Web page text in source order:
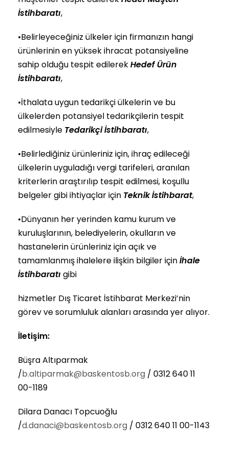
İstihbaratı,
•Belirleyeceğiniz ülkeler için firmanızın hangi
ürünlerinin en yüksek ihracat potansiyeline
sahip olduğu tespit edilerekHedef Ürün
İstihbaratı,
•İthalata uygun tedarikçi ülkelerin ve bu
ülkelerden potansiyel tedarikçilerin tespit
edilmesiyle Tedarikçi İstihbaratı,
•Belirlediğiniz ürünleriniz için, ihraç edileceği
ülkelerin uyguladığı vergi tarifeleri, aranılan
kriterlerin araştırılıp tespit edilmesi, koşullu
belgeler gibi ihtiyaçlar için Teknik İstihbarat,
•Dünyanın her yerinden kamu kurum ve
kuruluşlarının, belediyelerin, okulların ve
hastanelerin ürünleriniz için açık ve
tamamlanmış ihalelere ilişkin bilgiler içinİhale
İstihbaratıgibi
hizmetler Dış Ticaret İstihbarat Merkezi’nin
görev ve sorumluluk alanları arasında yer alıyor.
İletişim:
Büşra Altıparmak
/b.altiparmak@baskentosb.org / 0312 640 11
00-1189
Dilara Danacı Topcuoğlu
/d.danaci@baskentosb.org / 0312 640 11 00-1143